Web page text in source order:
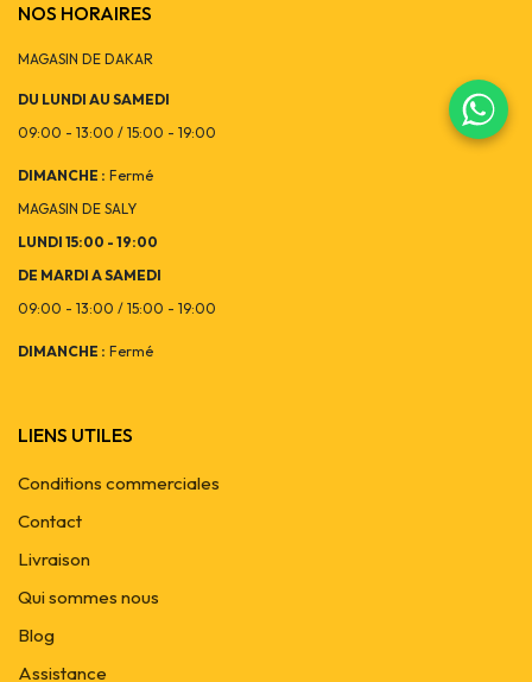
NOS HORAIRES
MAGASIN DE DAKAR
DU LUNDI AU SAMEDI
09:00 - 13:00 / 15:00 - 19:00
DIMANCHE : Fermé
MAGASIN DE SALY
LUNDI 15:00 - 19:00
DE MARDI A SAMEDI
09:00 - 13:00 / 15:00 - 19:00
DIMANCHE : Fermé
LIENS UTILES
Conditions commerciales
Contact
Livraison
Qui sommes nous
Blog
Assistance